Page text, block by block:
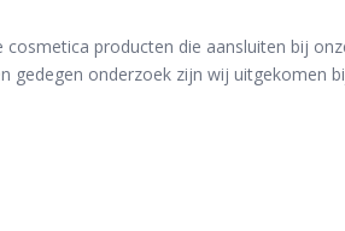
producten die aansluiten bij
gedegen onderzoek zijn wij uitgekomen